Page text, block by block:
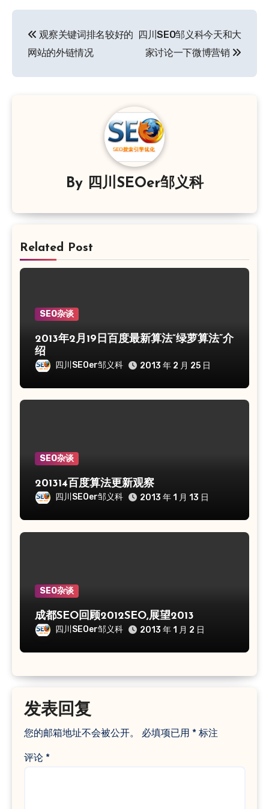
章
导
观察关键词排名较好的
网站的外链情况
四川SEO邹义科今天和大
家讨论一下微博营销
By 四川SEOer邹义科
Related Post
SEO杂谈
2013年2月19日百度最新算法“绿萝算法”介
绍
四川SEOer邹义科 2013 年 2 月 25 日
SEO杂谈
201314百度算法更新观察
四川SEOer邹义科 2013 年 1 月 13 日
SEO杂谈
成都SEO回顾2012SEO,展望2013
四川SEOer邹义科 2013 年 1 月 2 日
发表回复
您的邮箱地址不会被公开。 必填项已用 *标注
评论 *